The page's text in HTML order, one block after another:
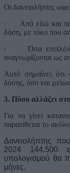
Οι δανειολήπτες
·
Από εδώ και
δόση, με τόκο που
·
Όσα
αναγνωρίζονται ως
Αυτό σημαίνει
δόσης, όσο και
3. Πόσο αλλάζει
Για να γίνει
παρατίθεται το
Δανειολήπτης
2024 144.500
υπολογισμού θα
μήνες.